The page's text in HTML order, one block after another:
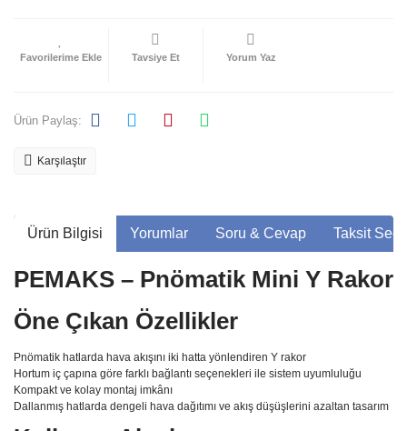
Tavsiye Et Yorum Yaz
Ürün Paylaş:
Karşılaştır
Ürün Bilgisi Yorumlar Soru & Cevap Taksit
PEMAKS – Pnömatik Mini Y Rakor
Öne Çıkan Özellikler
Pnömatik hatlarda hava akışını iki hatta yönlendiren Y rakor
Hortum iç çapına göre farklı bağlantı seçenekleri ile sistem uyumluluğu
Kompakt ve kolay montaj imkânı
Dallanmış hatlarda dengeli hava dağıtımı ve akış düşüşlerini azaltan tasarım